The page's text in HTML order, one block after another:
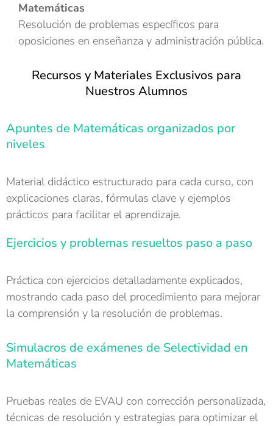
Matemáticas
Resolución de problemas específicos para
oposiciones en enseñanza y administración pública.
Recursos y Materiales Exclusivos para
Nuestros Alumnos
Apuntes de Matemáticas organizados por
niveles
Material didáctico estructurado para cada curso, con
explicaciones claras, fórmulas clave y ejemplos
prácticos para facilitar el aprendizaje.
Ejercicios y problemas resueltos paso a paso
Práctica con ejercicios detalladamente explicados,
mostrando cada paso del procedimiento para mejorar
la comprensión y la resolución de problemas.
Simulacros de exámenes de Selectividad en
Matemáticas
Pruebas reales de EVAU con corrección personalizada,
técnicas de resolución y estrategias para optimizar el